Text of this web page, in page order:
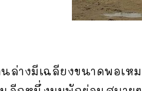
ล่างมีเฉลียงขนาดพอเห